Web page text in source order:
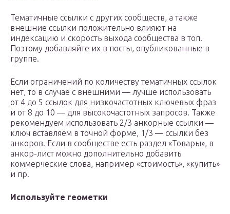
Тематичные ссылки с других сообществ, а также
внешние ссылки положительно влияют на
индексацию и скорость выхода сообщества в топ.
Поэтому добавляйте их в посты, опубликованные в
группе.
Если ограничений по количеству тематичных ссылок
нет, то в случае с внешними — лучше использовать
от 4 до 5 ссылок для низкочастотных ключевых фраз
и от 8 до 10 — для высокочастотных запросов. Также
рекомендуем использовать 2/3 анкорные ссылки —
ключ вставляем в точной форме, 1/3 — ссылки без
анкоров. Если в сообществе есть раздел «Товары», в
анкор-лист можно дополнительно добавить
коммерческие слова, например «стоимость», «купить»
и пр.
Используйте геометки